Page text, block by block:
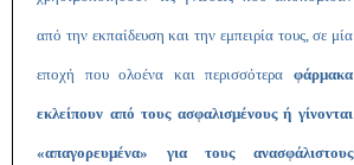
από την εκπαίδευση και την εμπειρία τους, σε μία
εποχή που ολοένα και περισσότερα φάρμακα
εκλείπουν από τους ασφαλισμένους ή γίνονται
«απαγορευμένα» για τους ανασφάλιστους